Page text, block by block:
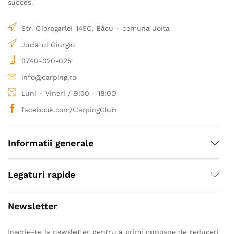
succes.
Str. Ciorogarlei 145C, Bâcu - comuna Joita
Judetul Giurgiu
0740-020-025
info@carping.ro
Luni - Vineri / 9:00 - 18:00
facebook.com/CarpingClub
Informatii generale
Legaturi rapide
Newsletter
Inscrie-te la newsletter pentru a primi cupoane de reduceri